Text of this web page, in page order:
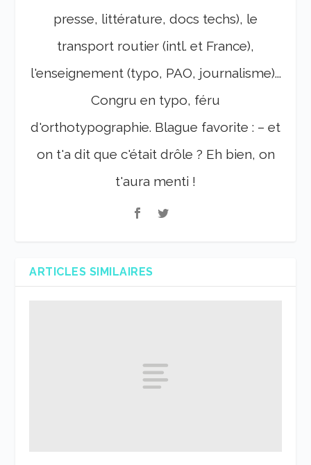
presse, littérature, docs techs), le
transport routier (intl. et France),
l'enseignement (typo, PAO, journalisme)...
Congru en typo, féru
d'orthotypographie. Blague favorite : – et
on t'a dit que c'était drôle ? Eh bien, on
t'aura menti !
ARTICLES SIMILAIRES